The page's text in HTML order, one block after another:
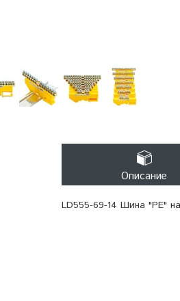
Описание
LD555-69-14 Шина "PE"